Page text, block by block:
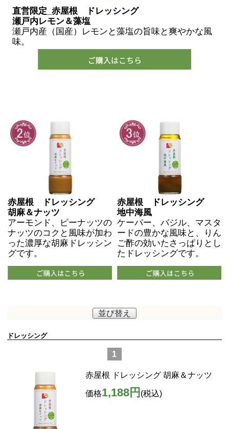
直営限定_赤屋根 ドレッシング
瀬戸内レモン＆藻塩
瀬戸内産（国産）レモンと藻塩の旨味と爽やかな風
味。
赤屋根 ドレッシング
胡麻＆ナッツ
アーモンド、ピーナッツの
ナッツのコクと風味が加わ
った濃厚な胡麻ドレッシン
グです。
赤屋根 ドレッシング
地中海風
ケーパー、バジル、マスタ
ードの豊かな風味と、りん
ご酢の効いたさっぱりとし
たドレッシングです。
並び替え
ドレッシング
1
赤屋根 ドレッシング 胡麻＆ナッツ
価格1,188円 (税込)